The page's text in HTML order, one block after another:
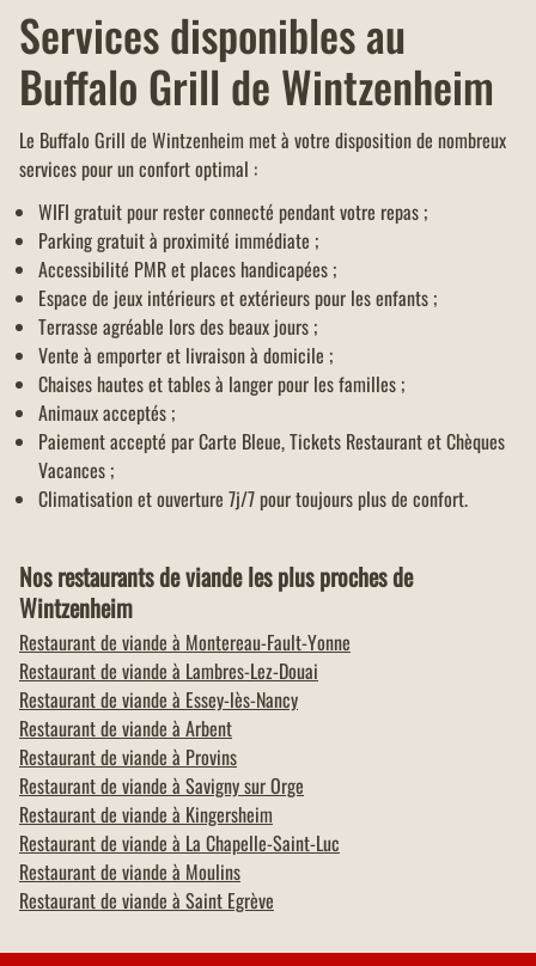
Services disponibles au
Buffalo Grill de Wintzenheim
Le Buffalo Grill de Wintzenheim met à votre disposition de nombreux
services pour un confort optimal :
WIFI gratuit pour rester connecté pendant votre repas ;
Parking gratuit à proximité immédiate ;
Accessibilité PMR et places handicapées ;
Espace de jeux intérieurs et extérieurs pour les enfants ;
Terrasse agréable lors des beaux jours ;
Vente à emporter et livraison à domicile ;
Chaises hautes et tables à langer pour les familles ;
Animaux acceptés ;
Paiement accepté par Carte Bleue, Tickets Restaurant et Chèques
Vacances ;
Climatisation et ouverture 7j/7 pour toujours plus de confort.
Nos restaurants de viande les plus proches de
Wintzenheim
Restaurant de viande à Montereau-Fault-Yonne
Restaurant de viande à Lambres-Lez-Douai
Restaurant de viande à Essey-lès-Nancy
Restaurant de viande à Arbent
Restaurant de viande à Provins
Restaurant de viande à Savigny sur Orge
Restaurant de viande à Kingersheim
Restaurant de viande à La Chapelle-Saint-Luc
Restaurant de viande à Moulins
Restaurant de viande à Saint Egrève